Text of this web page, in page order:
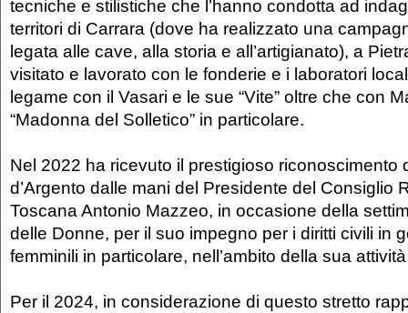
tecniche e stilistiche che l’hanno condotta ad
territori di Carrara (dove ha realizzato una
legata alle cave, alla storia e all’artigianato), a
visitato e lavorato con le fonderie e i laboratori
legame con il Vasari e le sue “Vite” oltre che con
“Madonna del Solletico” in particolare.
Nel 2022 ha ricevuto il prestigioso riconoscimento
d’Argento dalle mani del Presidente del Consiglio
Toscana Antonio Mazzeo, in occasione della
delle Donne, per il suo impegno per i diritti civili in
femminili in particolare, nell’ambito della sua
Per il 2024, in considerazione di questo stretto